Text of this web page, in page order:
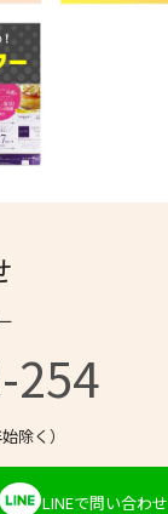
254
除く）
LINEで問い合わせ